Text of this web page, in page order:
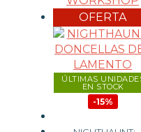
OFERTA
ÚLTIMAS
EN STOCK
-15%